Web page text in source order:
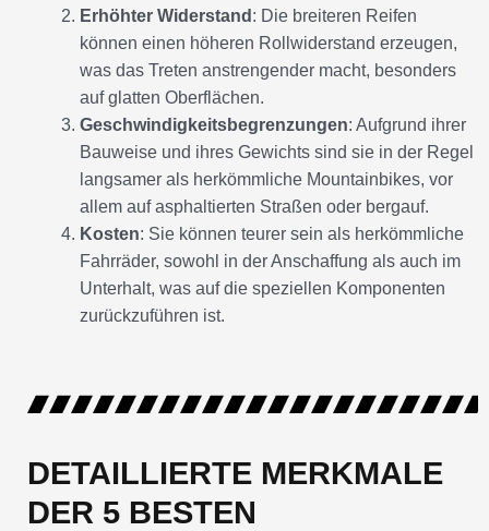
Erhöhter Widerstand : Die breiteren Reifen
können einen höheren Rollwiderstand erzeugen,
was das Treten anstrengender macht, besonders
auf glatten Oberflächen.
Geschwindigkeitsbegrenzungen: Aufgrund ihrer
Bauweise und ihres Gewichts sind sie in der Regel
langsamer als herkömmliche Mountainbikes, vor
allem auf asphaltierten Straßen oder bergauf.
Kosten: Sie können teurer sein als herkömmliche
Fahrräder, sowohl in der Anschaffung als auch im
Unterhalt, was auf die speziellen Komponenten
zurückzuführen ist.
DETAILLIERTE MERKMALE
DER 5 BESTEN